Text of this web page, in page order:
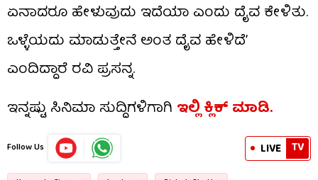
ಏನಾದರೂ ಹೇಳುವುದು ಇದೆಯಾ ಎಂದು ದೈವ ಕೇಳಿತು.
ಒಳ್ಳೆಯದು ಮಾಡುತ್ತೇನೆ ಅಂತ ದೈವ ಹೇಳಿದೆ’
ಎಂದಿದ್ದಾರೆ ರವಿ ಪ್ರಸನ್ನ.
ಇನ್ನಷ್ಟು ಸಿನಿಮಾ ಸುದ್ದಿಗಳಿಗಾಗಿ ಇಲ್ಲಿ ಕ್ಲಿಕ್​ ಮಾಡಿ.
Follow Us LIVE TV